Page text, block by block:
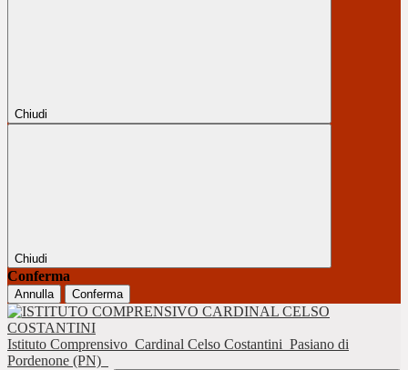
Chiudi
Chiudi
Conferma
Annulla Conferma
Istituto Comprensivo Cardinal Celso Costantini Pasiano di
Pordenone (PN)